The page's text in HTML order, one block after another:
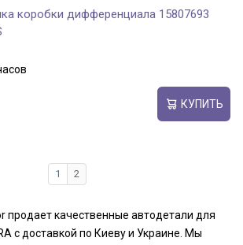
коробки дифференциала 15807693
КУПИТЬ
1 2
продает качественные автодетали для
с доставкой по Киеву и Украине. Мы